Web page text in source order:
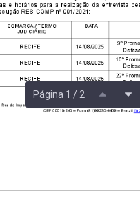
Página 1 / 2